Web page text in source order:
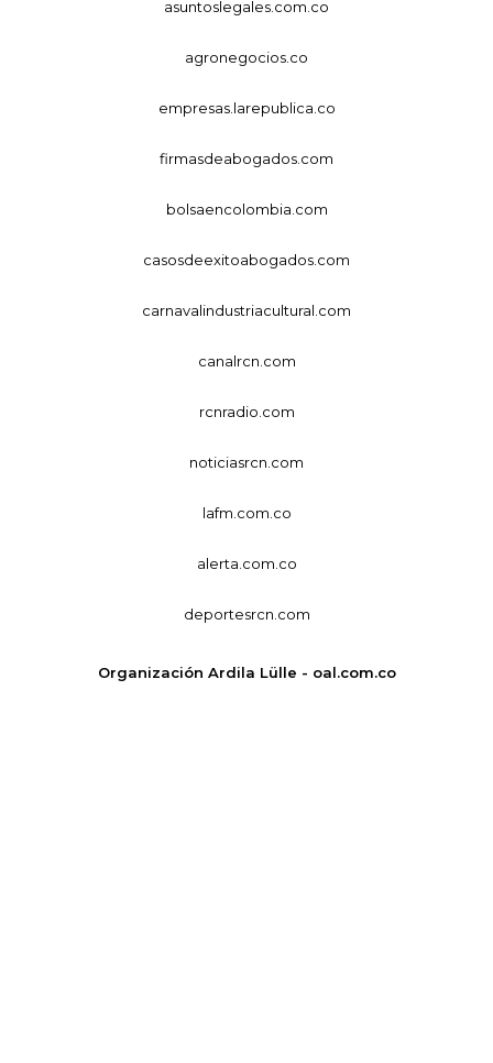
asuntoslegales.com.co
agronegocios.co
empresas.larepublica.co
firmasdeabogados.com
bolsaencolombia.com
casosdeexitoabogados.com
carnavalindustriacultural.com
canalrcn.com
rcnradio.com
noticiasrcn.com
lafm.com.co
alerta.com.co
deportesrcn.com
Organización Ardila Lülle - oal.com.co